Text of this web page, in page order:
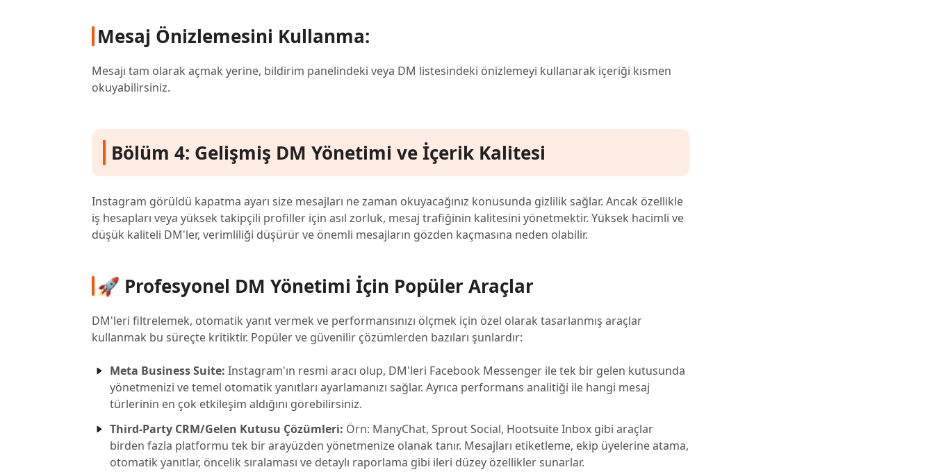
Mesaj Önizlemesini Kullanma:
Mesajı tam olarak açmak yerine, bildirim panelindeki veya DM listesindeki önizlemeyi kullanarak içeriği kısmen
okuyabilirsiniz.
Bölüm 4: Gelişmiş DM Yönetimi ve İçerik Kalitesi
Instagram görüldü kapatma ayarı size mesajları ne zaman okuyacağınız konusunda gizlilik sağlar. Ancak özellikle
iş hesapları veya yüksek takipçili profiller için asıl zorluk, mesaj trafiğinin kalitesini yönetmektir. Yüksek hacimli ve
düşük kaliteli DM'ler, verimliliği düşürür ve önemli mesajların gözden kaçmasına neden olabilir.
🚀 Profesyonel DM Yönetimi İçin Popüler Araçlar
DM'leri filtrelemek, otomatik yanıt vermek ve performansınızı ölçmek için özel olarak tasarlanmış araçlar
kullanmak bu süreçte kritiktir. Popüler ve güvenilir çözümlerden bazıları şunlardır:
Meta Business Suite: Instagram'ın resmi aracı olup, DM'leri Facebook Messenger ile tek bir gelen kutusunda
yönetmenizi ve temel otomatik yanıtları ayarlamanızı sağlar. Ayrıca performans analitiği ile hangi mesaj
türlerinin en çok etkileşim aldığını görebilirsiniz.
Third-Party CRM/Gelen Kutusu Çözümleri: Örn: ManyChat, Sprout Social, Hootsuite Inbox gibi araçlar
birden fazla platformu tek bir arayüzden yönetmenize olanak tanır. Mesajları etiketleme, ekip üyelerine atama,
otomatik yanıtlar, öncelik sıralaması ve detaylı raporlama gibi ileri düzey özellikler sunarlar.